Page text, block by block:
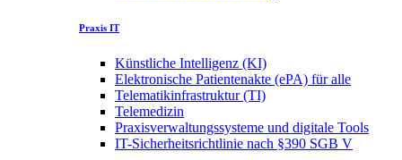
Praxis IT
Künstliche Intelligenz (KI)
Elektronische Patientenakte (ePA) für alle
Telematikinfrastruktur (TI)
Telemedizin
Praxisverwaltungssysteme und digitale Tools
IT-Sicherheitsrichtlinie nach §390 SGB V